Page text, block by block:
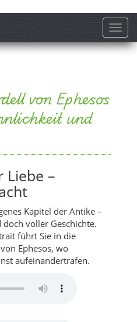
von Ephesos
und
Liebe –
Kapitel der Antike –
voller Geschichte.
führt Sie in die
Ephesos, wo
aufeinandertrafen.